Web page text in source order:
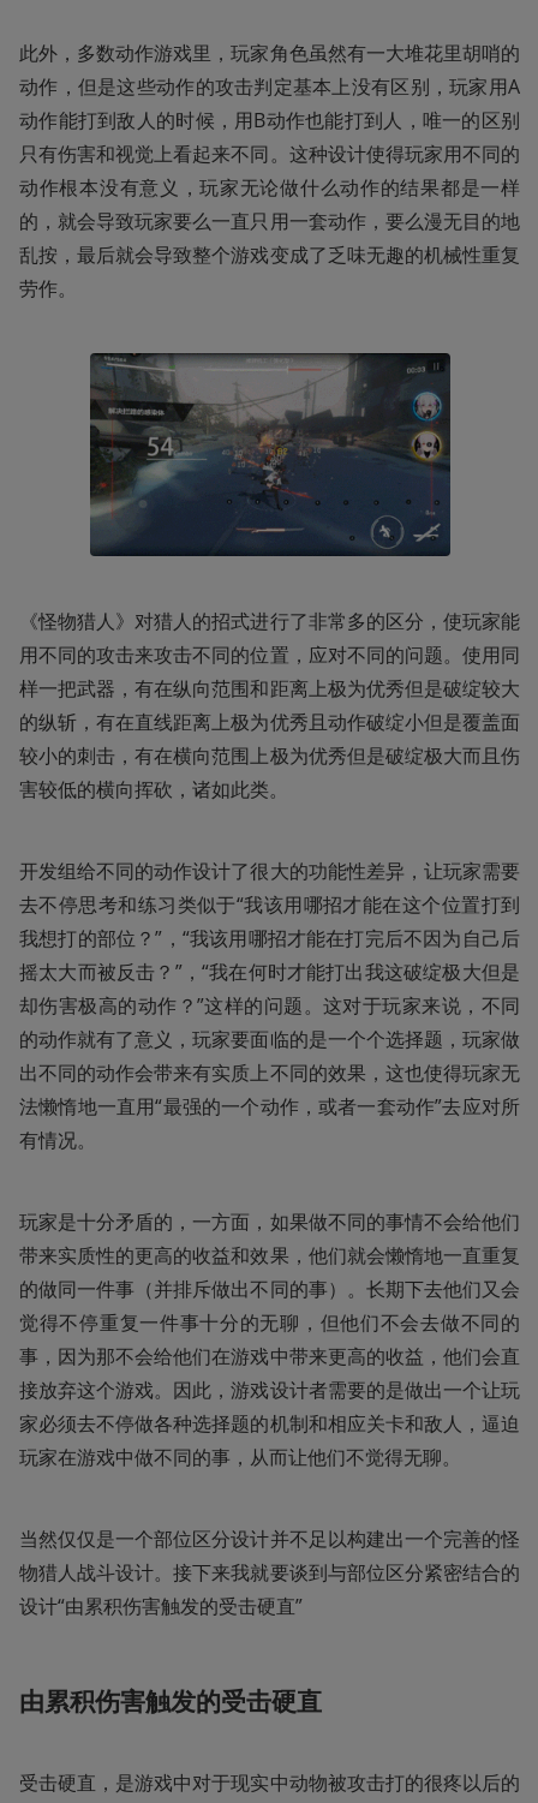
此外，多数动作游戏里，玩家角色虽然有一大堆花里胡哨的
动作，但是这些动作的攻击判定基本上没有区别，玩家用A
动作能打到敌人的时候，用B动作也能打到人，唯一的区别
只有伤害和视觉上看起来不同。这种设计使得玩家用不同的
动作根本没有意义，玩家无论做什么动作的结果都是一样
的，就会导致玩家要么一直只用一套动作，要么漫无目的地
乱按，最后就会导致整个游戏变成了乏味无趣的机械性重复
劳作。
《怪物猎人》对猎人的招式进行了非常多的区分，使玩家能
用不同的攻击来攻击不同的位置，应对不同的问题。使用同
样一把武器，有在纵向范围和距离上极为优秀但是破绽较大
的纵斩，有在直线距离上极为优秀且动作破绽小但是覆盖面
较小的刺击，有在横向范围上极为优秀但是破绽极大而且伤
害较低的横向挥砍，诸如此类。
开发组给不同的动作设计了很大的功能性差异，让玩家需要
去不停思考和练习类似于“我该用哪招才能在这个位置打到
我想打的部位？”，“我该用哪招才能在打完后不因为自己后
摇太大而被反击？”，“我在何时才能打出我这破绽极大但是
却伤害极高的动作？”这样的问题。这对于玩家来说，不同
的动作就有了意义，玩家要面临的是一个个选择题，玩家做
出不同的动作会带来有实质上不同的效果，这也使得玩家无
法懒惰地一直用“最强的一个动作，或者一套动作”去应对所
有情况。
玩家是十分矛盾的，一方面，如果做不同的事情不会给他们
带来实质性的更高的收益和效果，他们就会懒惰地一直重复
的做同一件事（并排斥做出不同的事）。长期下去他们又会
觉得不停重复一件事十分的无聊，但他们不会去做不同的
事，因为那不会给他们在游戏中带来更高的收益，他们会直
接放弃这个游戏。因此，游戏设计者需要的是做出一个让玩
家必须去不停做各种选择题的机制和相应关卡和敌人，逼迫
玩家在游戏中做不同的事，从而让他们不觉得无聊。
当然仅仅是一个部位区分设计并不足以构建出一个完善的怪
物猎人战斗设计。接下来我就要谈到与部位区分紧密结合的
设计“由累积伤害触发的受击硬直”
由累积伤害触发的受击硬直
受击硬直，是游戏中对于现实中动物被攻击打的很疼以后的